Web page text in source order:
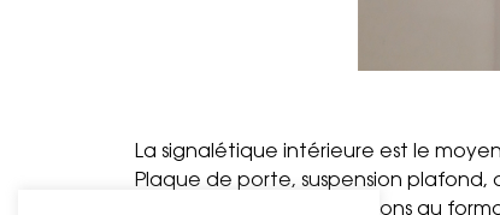
La signalétique intérieure est le
Plaque de porte, suspension
Nombreuses sont les solutions au